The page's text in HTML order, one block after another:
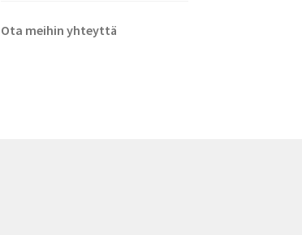
Ota meihin yhteyttä